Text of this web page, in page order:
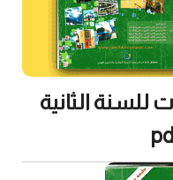
للسنة الثانية